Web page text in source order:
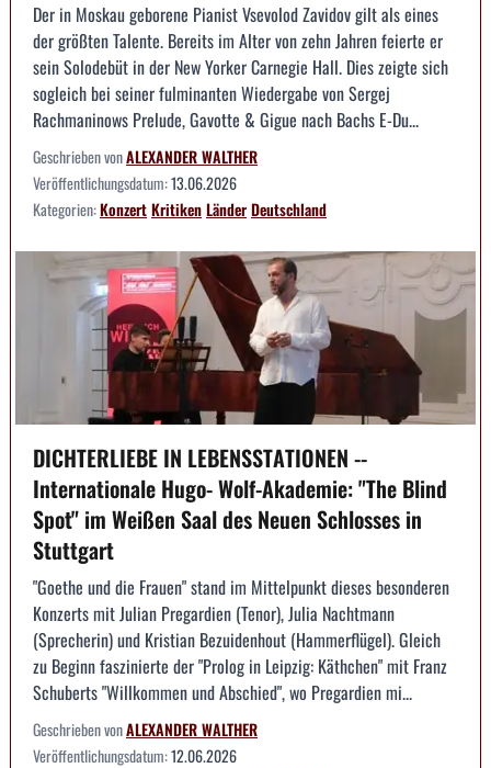
Der in Moskau geborene Pianist Vsevolod Zavidov gilt als eines
der größten Talente. Bereits im Alter von zehn Jahren feierte er
sein Solodebüt in der New Yorker Carnegie Hall. Dies zeigte sich
sogleich bei seiner fulminanten Wiedergabe von Sergej
Rachmaninows Prelude, Gavotte & Gigue nach Bachs E-Du...
Geschrieben vonALEXANDER WALTHER
Veröffentlichungsdatum:13.06.2026
Kategorien:KonzertKritikenLänderDeutschland
DICHTERLIEBE IN LEBENSSTATIONEN --
Internationale Hugo- Wolf-Akademie: "The Blind
Spot" im Weißen Saal des Neuen Schlosses in
Stuttgart
"Goethe und die Frauen" stand im Mittelpunkt dieses besonderen
Konzerts mit Julian Pregardien (Tenor), Julia Nachtmann
(Sprecherin) und Kristian Bezuidenhout (Hammerflügel). Gleich
zu Beginn faszinierte der "Prolog in Leipzig: Käthchen" mit Franz
Schuberts "Willkommen und Abschied", wo Pregardien mi...
Geschrieben vonALEXANDER WALTHER
Veröffentlichungsdatum:12.06.2026